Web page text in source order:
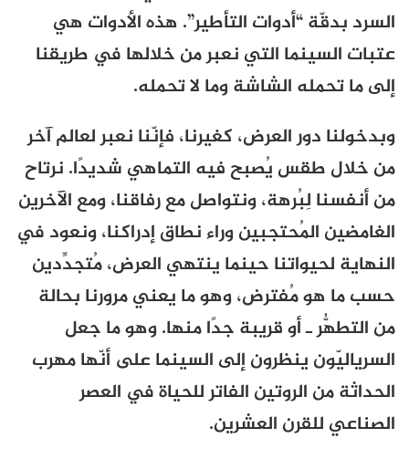
السرد بدقّة “أدوات التأطير”. هذه الأدوات هي
عتبات السينما التي نعبر من خلالها في طريقنا
إلى ما تحمله الشاشة وما لا تحمله.
وبدخولنا دور العرض، كغيرنا، فإنّنا نعبر لعالم آخر
من خلال طقس يُصبح فيه التماهي شديدًا. نرتاح
من أنفسنا لِبُرهة، ونتواصل مع رفاقنا، ومع الآخرين
الغامضين المُحتجبين وراء نطاق إدراكنا، ونعود في
النهاية لحيواتنا حينما ينتهي العرض، مُتجدِّدين
حسب ما هو مُفترض، وهو ما يعني مرورنا بحالة
من التطهُّر ـ أو قريبة جدًا منها. وهو ما جعل
السرياليّون ينظرون إلى السينما على أنّها مهرب
الحداثة من الروتين الفاتر للحياة في العصر
الصناعي للقرن العشرين.